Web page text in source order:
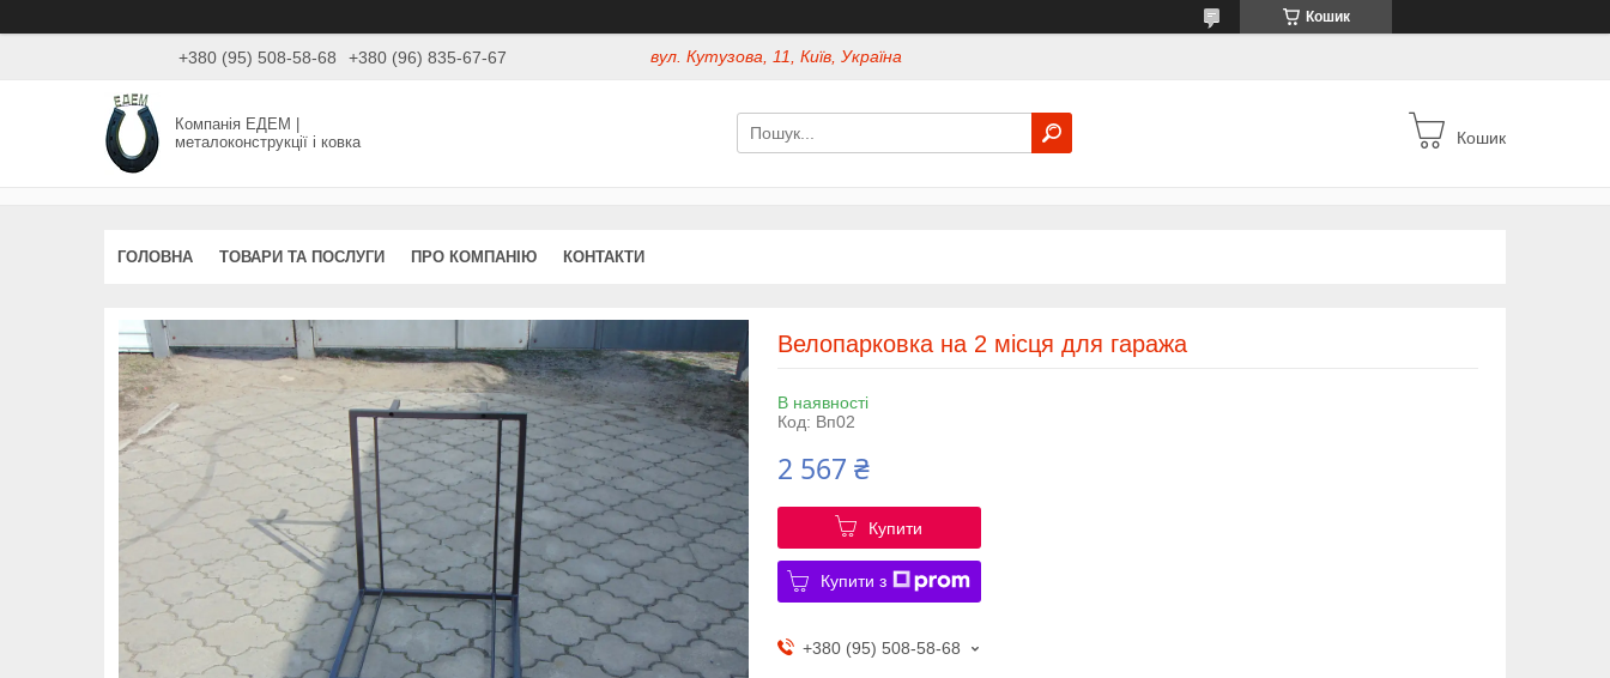
Кошик
+380 (95) 508-58-68 +380 (96) 835-67-67 вул. Кутузова, 11, Київ, Україна
Компанія ЕДЕМ |
металоконструкції і ковка
Кошик
ГОЛОВНА ТОВАРИ ТА ПОСЛУГИ ПРО КОМПАНІЮ КОНТАКТИ
Велопарковка на 2 місця для гаража
В наявності
Код: Вп02
2 567 ₴
Купити
Купити з
+380 (95) 508-58-68